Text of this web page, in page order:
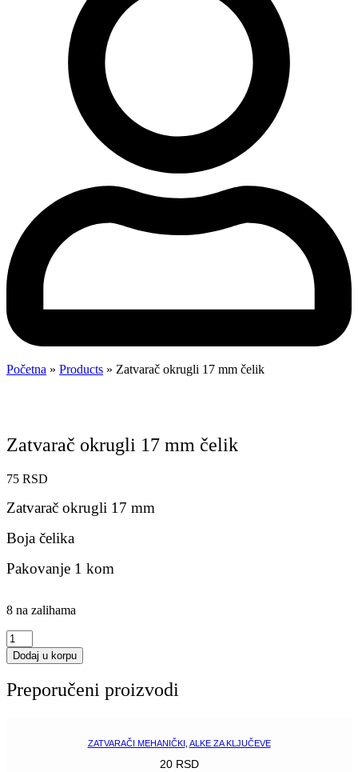
Početna » Products » Zatvarač okrugli 17 mm čelik
Zatvarač okrugli 17 mm čelik
75 RSD
Zatvarač okrugli 17 mm
Boja čelika
Pakovanje 1 kom
8 na zalihama
Zatvarač
okrugli
17
čelik
Dodaj u korpu
Preporučeni proizvodi
ZATVARAČI MEHANIČKI , ALKE ZA KLJUČEVE
20 RSD